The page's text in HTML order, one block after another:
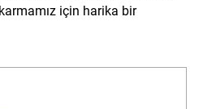
için harika bir